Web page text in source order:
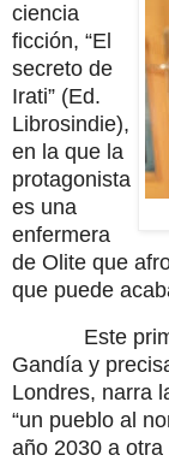
ciencia
ficción, “El
secreto de
Irati” (Ed.
Librosindie),
en la que la
protagonista
es una
enfermera
de Olite que
que puede
Este
Gandía y
Londres, narra
“un pueblo al
año 2030 a